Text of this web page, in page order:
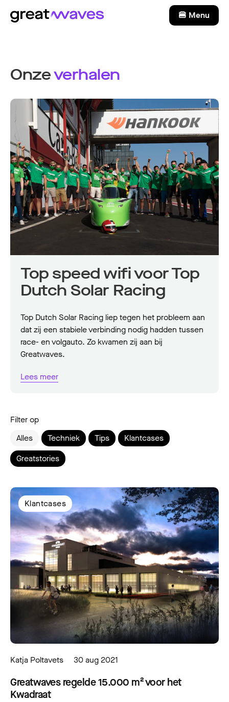
🍔 Menu
Onzeverhalen
Top speed wifi voor Top
Dutch Solar Racing
Top Dutch Solar Racing liep tegen het probleem aan
dat zij een stabiele verbinding nodig hadden tussen
race- en volgauto. Zo kwamen zij aan bij
Greatwaves.
Lees meer
Filter op
Alles
Techniek Tips
Klantcases
Greatstories
Klantcases
Katja Poltavets 30 aug 2021
Greatwaves regelde 15.000 m² voor het
Kwadraat